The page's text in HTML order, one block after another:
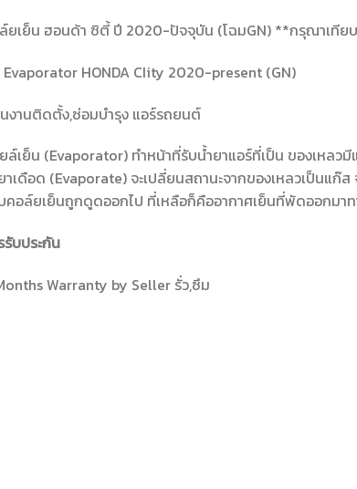
ยเย็น ฮอนด้า ซิตี้ ปี 2020-ปัจจุบัน (โฉมGN) **กรุณาเที
Evaporator HONDA CIity 2020-present (GN)
นงานติดตั้ง,ซ่อมบำรุง แอร์รถยนต์
ล์เย็น (Evaporator) ทำหน้าที่รับน้ำยาแอร์ที่เป็น ของเหล
าเดือด (Evaporate) จะเปลี่ยนสถานะจากของเหลวเป็นแ
คอล์ยเย็นถูกดูดออกไป ที่เหลือก็คืออากาศเย็นที่พัดออกมาท
รับประกัน
Warranty by Seller รั่ว,ซึม